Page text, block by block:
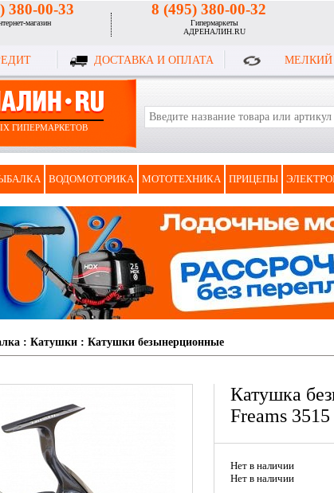
380-00-33
магазин
8 (495) 380-00-32
Гипермаркеты
АДРЕНАЛИН.RU
ДОСТАВКА И ОПЛАТА МЕЛКИЙ
ГИПЕРМАРКЕТОВ
ВОДОМОТОРИКА МОТОТЕХНИКА ПРИЦЕПЫ
: Катушки : Катушки безынерционные
Катушка
Freams
Нет в наличии
Нет в наличии